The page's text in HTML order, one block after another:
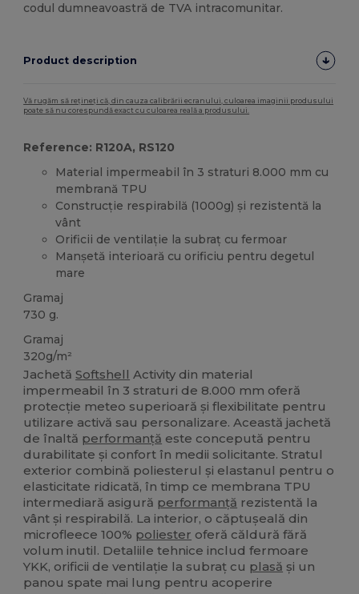
codul dumneavoastră de TVA intracomunitar.
Product description
Vă rugăm să rețineți că, din cauza calibrării ecranului, culoarea imaginii produsului
poate să nu corespundă exact cu culoarea reală a produsului.
Reference: R120A, RS120
Material impermeabil în 3 straturi 8.000 mm cu
membrană TPU
Construcție respirabilă (1000g) și rezistentă la
vânt
Orificii de ventilație la subraț cu fermoar
Manșetă interioară cu orificiu pentru degetul
mare
Gramaj
730 g.
Gramaj
320g/m²
JachetăSoftshell Activity din material
impermeabil în 3 straturi de 8.000 mm oferă
protecție meteo superioară și flexibilitate pentru
utilizare activă sau personalizare. Această jachetă
de înaltă performanță este concepută pentru
durabilitate și confort în medii solicitante. Stratul
exterior combină poliesterul și elastanul pentru o
elasticitate ridicată, în timp ce membrana TPU
intermediară asigură performanță rezistentă la
vânt și respirabilă. La interior, o căptușeală din
microfleece 100% poliester oferă căldură fără
volum inutil. Detaliile tehnice includ fermoare
YKK, orificii de ventilație la subraț cu plasă și un
panou spate mai lung pentru acoperire